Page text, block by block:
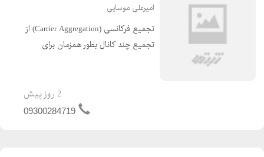
امیرعلی موسایی
تجمیع فرکانسی (Carrier Aggregation) از
تجمیع چند کانال بطور همزمان برای
دوگانه Dual Band IEEE802.11ac/n (5G
2 روز پیش
09300284719